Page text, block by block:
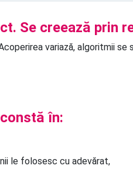
Se creează prin
variază, algoritmii se
în:
le folosesc cu adevărat,